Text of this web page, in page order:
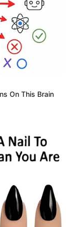
lugar en
On This Brain